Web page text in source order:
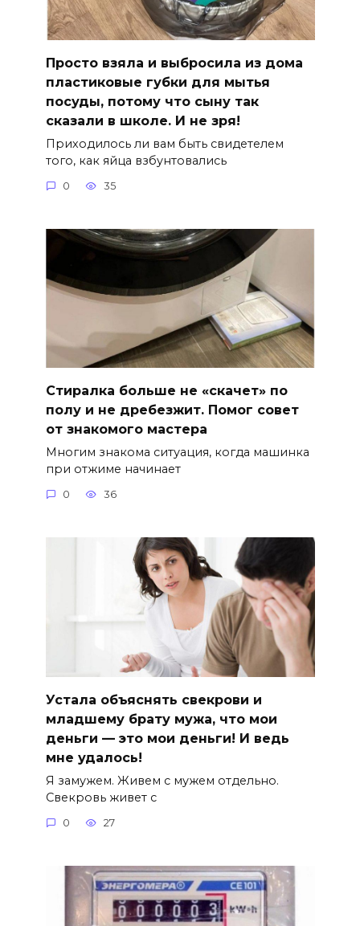
Просто взяла и выбросила из дома
пластиковые губки для мытья
посуды, потому что сыну так
сказали в школе. И не зря!
Приходилось ли вам быть свидетелем
того, как яйца взбунтовались
0 35
Стиралка больше не «скачет» по
полу и не дребезжит. Помог совет
от знакомого мастера
Многим знакома ситуация, когда машинка
при отжиме начинает
0 36
Устала объяснять свекрови и
младшему брату мужа, что мои
деньги — это мои деньги! И ведь
мне удалось!
Я замужем. Живем с мужем отдельно.
Свекровь живет с
0 27